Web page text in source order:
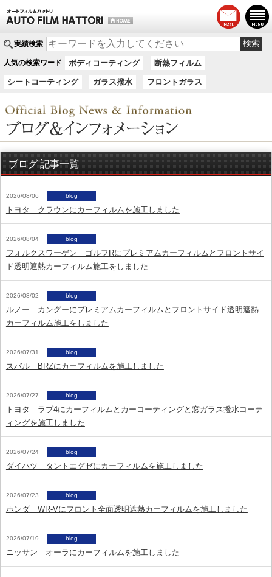
実績検索
人気の検索ワード ボディコーティング 断熱フィルム
シートコーティング ガラス撥水 フロントガラス
ブログ 記事一覧
2026/08/06 blog
トヨタ クラウンにカーフィルムを施工しました
2026/08/04 blog
フォルクスワーゲン ゴルフRにプレミアムカーフィルムとフロントサイ
ド透明遮熱カーフィルム施工をしました
2026/08/02 blog
ルノー カングーにプレミアムカーフィルムとフロントサイド透明遮熱
カーフィルム施工をしました
2026/07/31 blog
スバル BRZにカーフィルムを施工しました
2026/07/27 blog
トヨタ ラブ4にカーフィルムとカーコーティングと窓ガラス撥水コーテ
ィングを施工しました
2026/07/24 blog
ダイハツ タントエグゼにカーフィルムを施工しました
2026/07/23 blog
ホンダ WR-Vにフロント全面透明遮熱カーフィルムを施工しました
2026/07/19 blog
ニッサン オーラにカーフィルムを施工しました